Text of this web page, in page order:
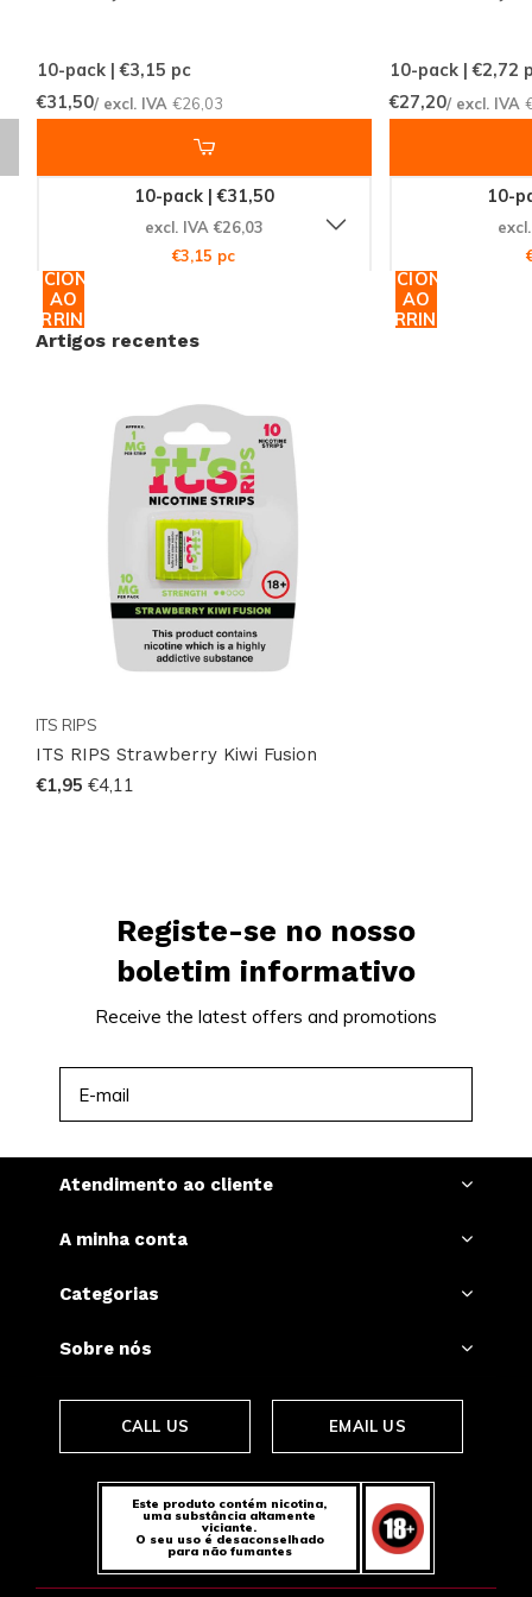
Não perca a oportunidade de experimentar o ITS
RIPS Strawberry Kiwi Fusion. Com nosso
compromisso de entrega global eficiente, você pode
lugar do mundo. Junte-se à comunidade global de
clientes satisfeitos que confiam na Snussie.com para
suas necessidades de produtos de nicotina. Explore
nossa vasta coleção e descubra novos favoritos hoje
mesmo!
10-pack | €3,15 pc
€31,50/ excl. IVA €26,03
10-pack | €31,50
excl. IVA €26,03
€3,15 pc
ADICIONAR
AO
CARRINHO
10-pack | €2,72
€27,20/ excl. IVA
10-
ADICIONAR
AO
CARRINHO
Artigos recentes
ITS RIPS
ITS RIPS Strawberry Kiwi Fusion
€1,95 €4,11
Registe-se no nosso
boletim informativo
Receive the latest offers and promotions
Atendimento ao cliente
A minha conta
Categorias
Sobre nós
CALL US EMAIL US
Este produto contém nicotina,
uma substância altamente
viciante.
O seu uso é desaconselhado
para não fumantes